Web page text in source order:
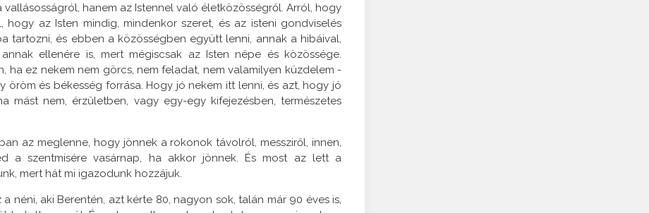
hanem az Istennel való életközösségről. Arról, hogy
az Isten mindig, mindenkor szeret, és az isteni gondviselés
tartozni, és ebben a közösségben együtt lenni, annak a hibáival,
ellenére is, mert mégiscsak az Isten népe és közössége.
ha ez nekem nem görcs, nem feladat, nem valamilyen küzdelem -
öröm és békesség forrása. Hogy jó nekem itt lenni, és azt, hogy jó
mást nem, érzületben, vagy egy-egy kifejezésben, természetes
az meglenne, hogy jönnek a rokonok távolról, messziről, innen,
a szentmisére vasárnap, ha akkor jönnek. És most az lett a
mert hát mi igazodunk hozzájuk.
néni, aki Berentén, azt kérte 80, nagyon sok, talán már 90 éves is,